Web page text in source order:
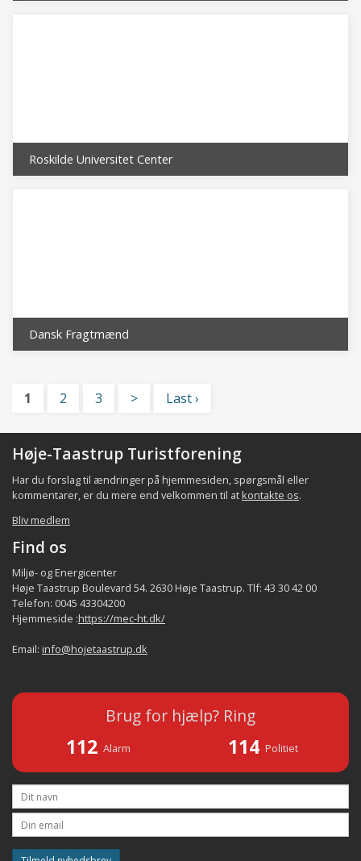
Roskilde Universitet Center
Dansk Fragtmænd
1 2 3 > Last ›
Høje-Taastrup Turistforening
Har du forslag til ændringer på hjemmesiden, spørgsmål eller
kommentarer, er du mere end velkommen til at kontakte os.
Bliv medlem
Find os
Miljø- og Energicenter
Høje Taastrup Boulevard 54. 2630 Høje Taastrup. Tlf: 43 30 42 00
Telefon: 0045 43304200
Hjemmeside :https://mec-ht.dk/
Email: info@hojetaastrup.dk
Brug for hjælp? Ring
112 Alarm 114 Politiet